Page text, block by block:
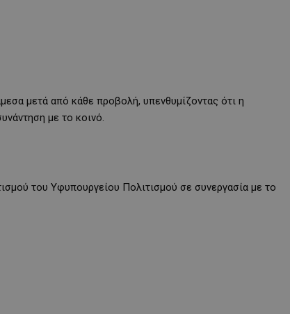
μετά από κάθε προβολή, υπενθυμίζοντας ότι η
με το κοινό.
του Υφυπουργείου Πολιτισμού σε συνεργασία με το